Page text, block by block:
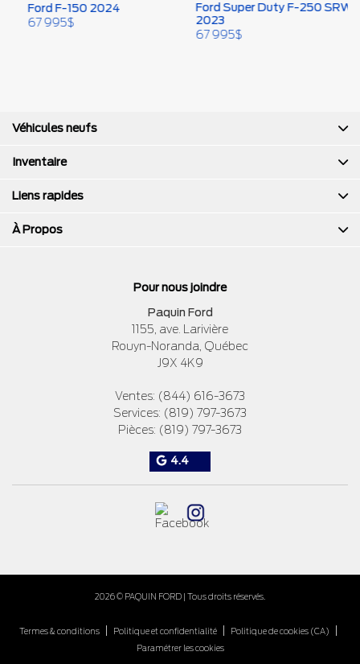
Ford F-150 2024
67 995$
Ford Super Duty F-250 SRW
2023
67 995$
Pour nous joindre
Paquin Ford
1155, ave. Larivière
Rouyn-Noranda, Québec
J9X 4K9
Ventes: (844) 616-3673
Services: (819) 797-3673
Pièces: (819) 797-3673
4.4
Véhicules neufs
Inventaire
Liens rapides
À Propos
2026 © PAQUIN FORD | Tous droits réservés.
Termes & conditions Politique et confidentialité Politique de cookies (CA)
Paramétrer les cookies